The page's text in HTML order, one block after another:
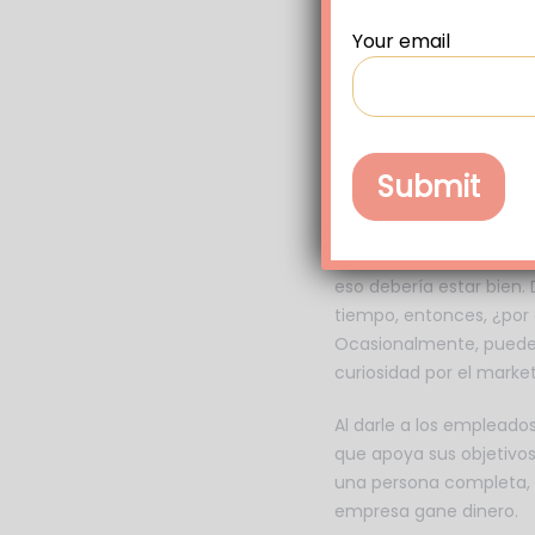
de compartir sobre
empresa, implemente
conocerse entre sí en
que un simple trabajo.
Lección #4:
la empresa.
A veces, la función
eso debería estar bien.
tiempo, entonces,
Ocasionalmente,
curiosidad por el
Al darle a los
que apoya sus
una persona
empresa gane dinero.
Your email